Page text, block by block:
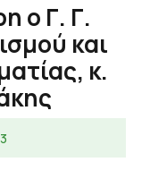
ο Γ. Γ.
και
κ.